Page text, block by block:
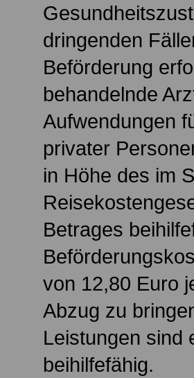
dringenden
Beförderung
behandelnde
Aufwendungen
privater
in Höhe des im
Betrages
von 12,80 Euro
Abzug zu
Leistungen sind
beihilfefähig.